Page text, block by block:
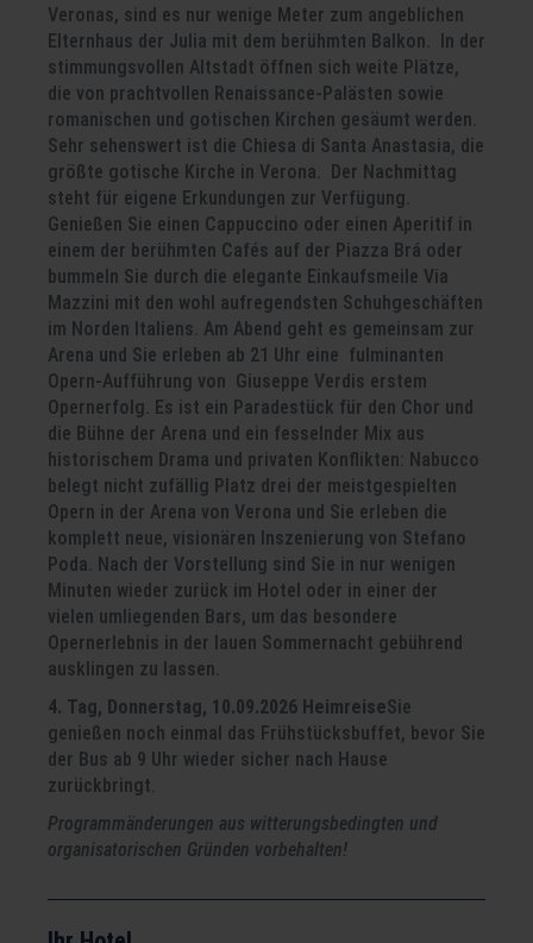
Veronas, sind es nur wenige Meter zum angeblichen
Elternhaus der Julia mit dem berühmten Balkon. In der
stimmungsvollen Altstadt öffnen sich weite Plätze,
die von prachtvollen Renaissance-Palästen sowie
romanischen und gotischen Kirchen gesäumt werden.
Sehr sehenswert ist die Chiesa di Santa Anastasia, die
größte gotische Kirche in Verona. Der Nachmittag
steht für eigene Erkundungen zur Verfügung.
Genießen Sie einen Cappuccino oder einen Aperitif in
einem der berühmten Cafés auf der Piazza Brá oder
bummeln Sie durch die elegante Einkaufsmeile Via
Mazzini mit den wohl aufregendsten Schuhgeschäften
im Norden Italiens. Am Abend geht es gemeinsam zur
Arena und Sie erleben ab 21 Uhr eine fulminanten
Opern-Aufführung von Giuseppe Verdis erstem
Opernerfolg. Es ist ein Paradestück für den Chor und
die Bühne der Arena und ein fesselnder Mix aus
historischem Drama und privaten Konflikten: Nabucco
belegt nicht zufällig Platz drei der meistgespielten
Opern in der Arena von Verona und Sie erleben die
komplett neue, visionären Inszenierung von Stefano
Poda. Nach der Vorstellung sind Sie in nur wenigen
Minuten wieder zurück im Hotel oder in einer der
vielen umliegenden Bars, um das besondere
Opernerlebnis in der lauen Sommernacht gebührend
ausklingen zu lassen.
4. Tag, Donnerstag, 10.09.2026 HeimreiseSie
genießen noch einmal das Frühstücksbuffet, bevor Sie
der Bus ab 9 Uhr wieder sicher nach Hause
zurückbringt.
Programmänderungen aus witterungsbedingten und
organisatorischen Gründen vorbehalten!